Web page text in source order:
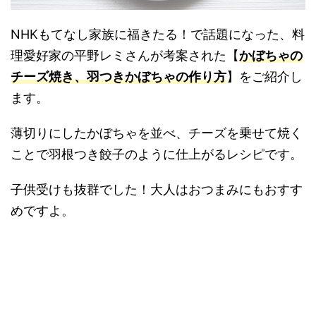
NHKもてなし家族に福きたる！で話題になった、料
理愛好家の平野レミさんが考案された【かぼちゃの
チーズ焼き、羽つきかぼちゃの作り方】をご紹介し
ます。
薄切りにしたかぼちゃを並べ、チーズを乗せて焼く
ことで羽根つき餃子のように仕上がるレシピです。
子供受けも抜群でした！大人はおつまみにもおすす
めですよ。